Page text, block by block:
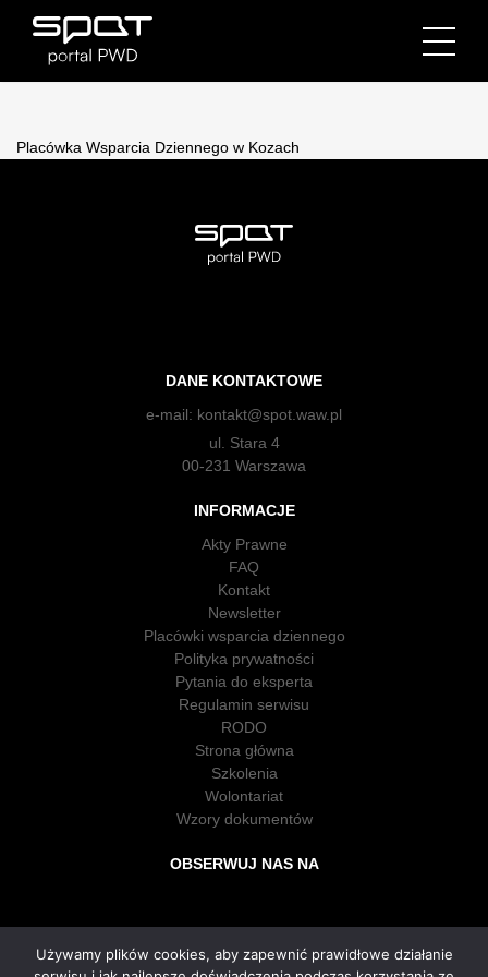
Placówka Wsparcia Dziennego w Kozach
DANE KONTAKTOWE
e-mail: kontakt@spot.waw.pl
ul. Stara 4
00-231 Warszawa
INFORMACJE
Akty Prawne
FAQ
Kontakt
Newsletter
Placówki wsparcia dziennego
Polityka prywatności
Pytania do eksperta
Regulamin serwisu
RODO
Strona główna
Szkolenia
Wolontariat
Wzory dokumentów
OBSERWUJ NAS NA
Używamy plików cookies, aby zapewnić prawidłowe działanie